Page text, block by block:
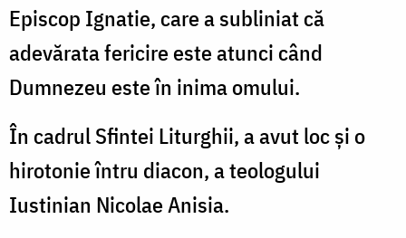
Episcop Ignatie, care a subliniat că
adevărata fericire este atunci când
Dumnezeu este în inima omului.
În cadrul Sfintei Liturghii, a avut loc și o
hirotonie întru diacon, a teologului
Iustinian Nicolae Anisia.